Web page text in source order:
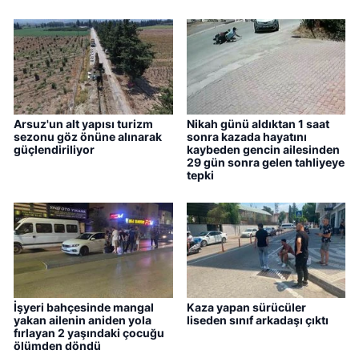
Arsuz'un alt yapısı turizm
sezonu göz önüne alınarak
güçlendiriliyor
Nikah günü aldıktan 1 saat
sonra kazada hayatını
kaybeden gencin ailesinden
29 gün sonra gelen tahliyeye
tepki
İşyeri bahçesinde mangal
yakan ailenin aniden yola
fırlayan 2 yaşındaki çocuğu
ölümden döndü
Kaza yapan sürücüler
liseden sınıf arkadaşı çıktı